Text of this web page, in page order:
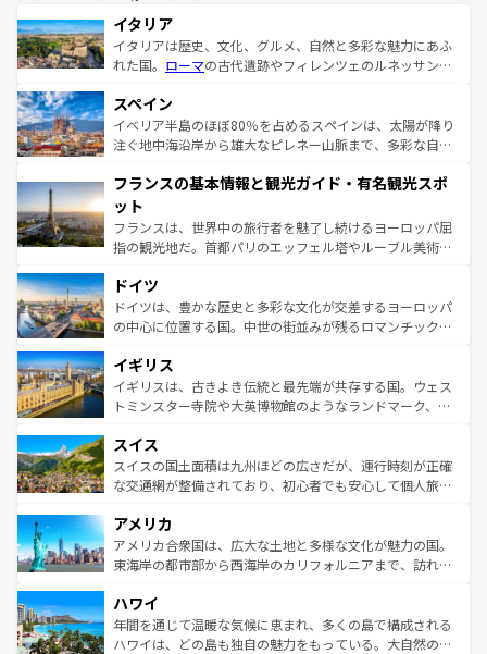
イタリア
イタリアは歴史、文化、グルメ、自然と多彩な魅力にあふ
れた国。 ローマの古代遺跡やフィレンツェのルネッサンス
ろん、トスカーナの美しい田園風景やアマルフィ海岸の絶
景など、自然景観も見逃せない。観光の合間には、本場の
ピザやパスタなど、絶品のイタリア料理を堪能することも
ませてくれるイタリアで、忘れられない旅をしてみよう！
なお、新着のイタリア情報は
しい。
スペイン
イベリア半島のほぼ80％を占めるスペインは、太陽が降り
注ぐ地中海沿岸から雄大なピレネー山脈まで、多彩な自然
文化が根付くこの国では、情熱的なフラメンコ、熱気あふ
れる闘牛、そして美味しいタパスが生活の一部となってい
る。首都マドリードの洗練された雰囲気や、バルセロナの
アートに溢れた街角から、地方では古代ローマ遺跡や中世
せる。地方によって風土や気候が異なるスペインはその個
性で訪れる人を魅了する。 なお、新着のスペイン情報は コ
ンテンツ一覧を参照してほしい。
フランスの基本情報と観光ガイド・有名観光スポ
ット
フランスは、世界中の旅行者を魅了し続けるヨーロッパ屈
指の観光地だ。首都パリのエッフェル塔やルーブル美術館
で、幅広い魅力が詰まっている。華麗な宮殿、歴史的な大
聖堂、美しいビーチ、そして豊かな自然が、訪れる者を心
から魅了する。また、フランスは美食の国としても知ら
いる。シャンパンの発祥地であるランス、プロヴァンスの
香り高いラベンダー畑など、多彩な楽しみ方が可能だ。さ
らに、パリ以外の地域にも魅力が溢れており、どの街角に
れる地方に足を運ぶとそれぞれで全く異なる文化を体験で
きるだろう。 なお、新着のフランス情報はコンテンツ一覧
を参照してほしい。
ドイツ
ドイツは、豊かな歴史と多彩な文化が交差するヨーロッパ
の中心に位置する国。中世の街並みが残るロマンチック街
顔を持つこの国は、どこを歩いても飽きることがない。ベ
ルリンの文化的活気、バイエルン州のアルプスの絶景、そ
してライン川沿いのワイン畑といった風景は必見。ビール
は、お酒好きな人にはぜひ体験してほしい。 なお、新着の
ドイツ情報はコンテンツ一覧を参照してほしい。
イギリス
イギリスは、古きよき伝統と最先端が共存する国。ウェス
トミンスター寺院や大英博物館のようなランドマーク、歴
リアごとに異なる魅力がある。また、優雅なアフタヌーン
ティー、ビール好きにはたまらない英国パブ、サッカー観
戦など、本場だからこそできる体験も豊富。イギリスを旅
ンツ一覧を参照してほしい。
スイス
スイスの国土面積は九州ほどの広さだが、運行時刻が正確
な交通網が整備されており、初心者でも安心して個人旅行
の建物がそのまま残る町や、スイスならではのユニークな
博物館もあり、アルプス観光だけでなく町歩きも満喫する
ことができる。国民の所得が高いため物価も高いが、旅行
ば市内交通費無料で観光を楽しむこともできる。 なお、新
着のスイス情報はコンテンツ一覧 を参照してほしい。
アメリカ
アメリカ合衆国は、広大な土地と多様な文化が魅力の国。
東海岸の都市部から西海岸のカリフォルニアまで、訪れる
のような巨大都市は、観光、ショッピング、エンターテイ
ンメントが詰まった刺激的なスポットだ。一方、アメリカ
西部には大自然が広がり、グランドキャニオンやイエロー
ハワイ
年間を通じて温暖な気候に恵まれ、多くの島で構成される
ハワイは、どの島も独自の魅力をもっている。大自然の神